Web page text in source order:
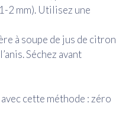
2 mm). Utilisez une
à soupe de jus de citron
Séchez avant
cette méthode : zéro